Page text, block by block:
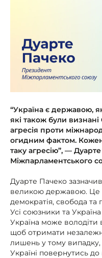
“Україна є державою,
які також були
агресія проти
огидним фактом.
таку агресію”, —
Міжпарламентського
Дуарте Пачеко
великою державою. Це
демократія, свобода
Усі союзники та
Україна може володіти
щоб отримати
лишень у тому випадку,
Україні повернутись